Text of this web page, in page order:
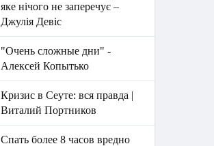
яке нічого не заперечує –
Джулія Девіс
"Очень сложные дни" -
Алексей Копытько
Кризис в Сеуте: вся правда |
Виталий Портников
Спать более 8 часов вредно